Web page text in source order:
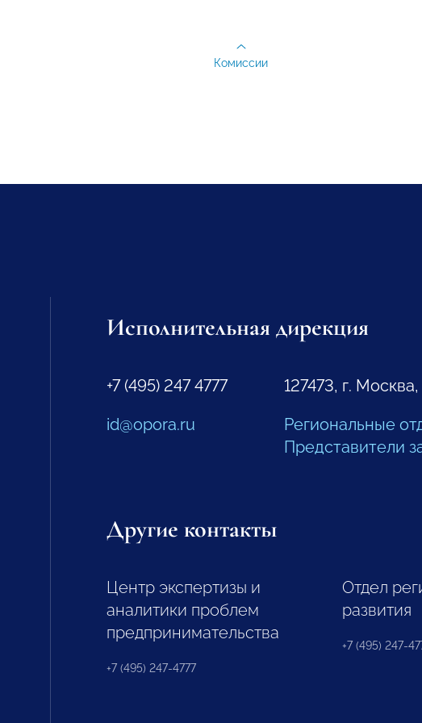
Комиссии
Исполнительная дирекция
+7 (495) 247 4777
id@opora.ru
127473, г.
Региональные
Представители
Другие контакты
Центр экспертизы и
аналитики проблем
предпринимательства
+7 (495) 247-4777
Отдел
развития
+7 (495) 247-